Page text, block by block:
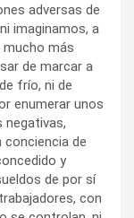
adversas de
imaginamos, a
mucho más
de marcar a
frío, ni de
enumerar unos
negativas,
conciencia de
y
de por sí
con